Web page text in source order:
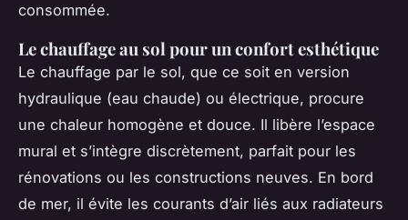
consommée.
Le chauffage au sol pour un confort esthétique
Le chauffage par le sol, que ce soit en version
hydraulique (eau chaude) ou électrique, procure
une chaleur homogène et douce. Il libère l’espace
mural et s’intègre discrètement, parfait pour les
rénovations ou les constructions neuves. En bord
de mer, il évite les courants d’air liés aux radiateurs